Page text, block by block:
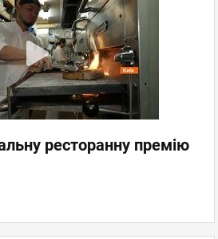
ресторанну премію